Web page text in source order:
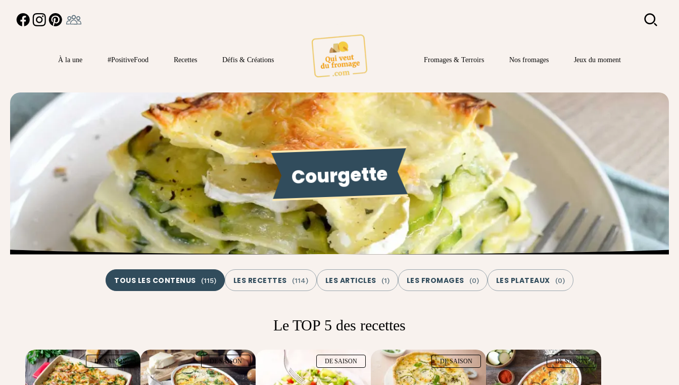
FACEBOOKINSTAGRAMPINTEREST Rechercher
À la une #PositiveFood Recettes Défis & Créations Fromages & Terroirs Nos fromages Jeux du moment
Courgette
TOUS LES CONTENUS (115) LES RECETTES (114) LES ARTICLES (1) LES FROMAGES (0) LES PLATEAUX (0)
Le TOP 5 des recettes
DE SAISON DE SAISON DE SAISON DE SAISON DE SAISON